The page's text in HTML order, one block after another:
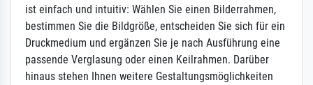
ist einfach und intuitiv: Wählen Sie einen Bilderrahmen,
bestimmen Sie die Bildgröße, entscheiden Sie sich für ein
Druckmedium und ergänzen Sie je nach Ausführung eine
passende Verglasung oder einen Keilrahmen. Darüber
hinaus stehen Ihnen weitere Gestaltungsmöglichkeiten